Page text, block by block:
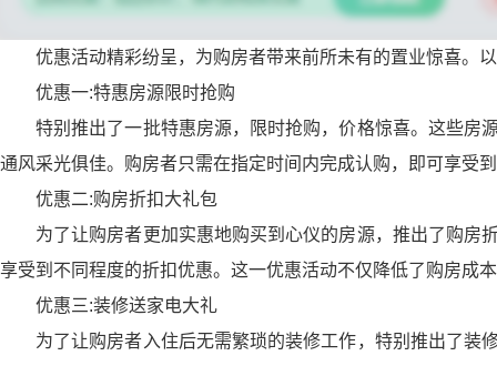
优惠活动精彩纷呈，为购房者带来前所未有的置业惊喜。
优惠一:特惠房源限时抢购
特别推出了一批特惠房源，限时抢购，价格惊喜。这些房
通风采光俱佳。购房者只需在指定时间内完成认购，即可享受
优惠二:购房折扣大礼包
为了让购房者更加实惠地购买到心仪的房源，推出了购房
享受到不同程度的折扣优惠。这一优惠活动不仅降低了购房成
优惠三:装修送家电大礼
为了让购房者入住后无需繁琐的装修工作，特别推出了装